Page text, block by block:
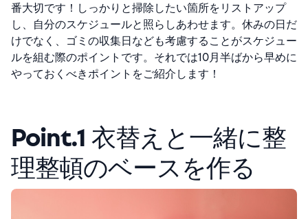
番大切です！しっかりと掃除したい箇所をリストアップ
し、自分のスケジュールと照らしあわせます。休みの日だ
けでなく、ゴミの収集日なども考慮することがスケジュー
ルを組む際のポイントです。それでは10月半ばから早めに
やっておくべきポイントをご紹介します！
Point.1 衣替えと一緒に整
理整頓のベースを作る